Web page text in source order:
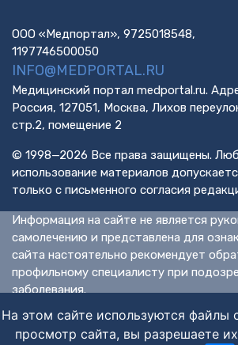
ООО «Медпортал», 9725018548,
1197746500050
INFO@MEDPORTAL.RU
Медицинский портал medportal.ru.
Россия, 127051, Москва, Лихов
стр.2, помещение 2
© 1998—2026 Все права защищены.
использование материалов
только с письменного согласия
Информация на сайте не является
самолечению и представлена для
сайта настоятельно рекомендует
профильному специалисту при
заболевания.
КОНСУЛЬТАЦИЯ СПЕЦИАЛИСТА.
На этом сайте используются файлы
просмотр сайта, вы разрешаете